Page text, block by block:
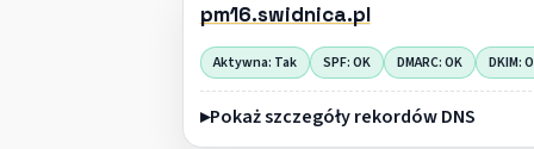
pm16.swidnica.pl
Aktywna: Tak SPF: OK DMARC: OK DKIM:
Pokaż szczegóły rekordów DNS